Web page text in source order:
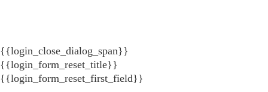
{{login_close_dialog_span}}
{{login_form_reset_title}}
{{login_form_reset_first_field}}